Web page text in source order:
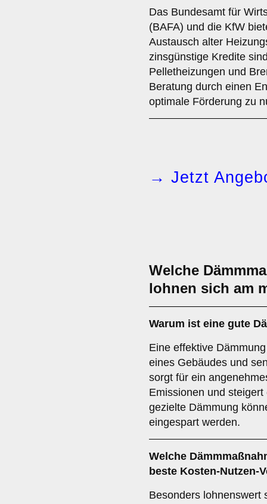
Das Bundesamt für
(BAFA) und die KfW
Austausch alter
zinsgünstige Kredite
Pelletheizungen und
Beratung durch einen
optimale Förderung zu
→ Jetzt
Welche
lohnen sich am
Warum ist eine gute
Eine effektive
eines Gebäudes und
sorgt für ein
Emissionen und
gezielte Dämmung
eingespart werden.
Welche
beste Kosten-Nutzen-
Besonders lohnenswert